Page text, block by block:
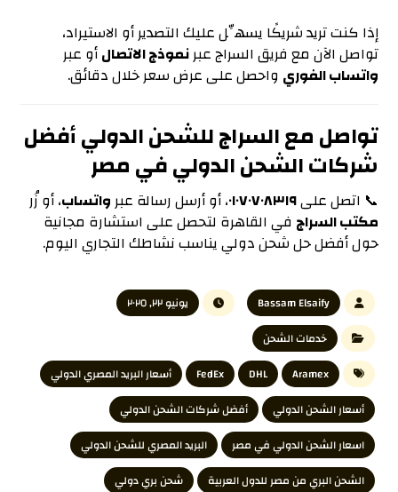
إذا كنت تريد شريكًا يسهِّل عليك التصدير أو الاستيراد،
تواصل الآن مع فريق السراج عبرنموذج الاتصالأو عبر
واتساب الفوري واحصل على عرض سعر خلال دقائق.
تواصل مع السراج للشحن الدولي أفضل
شركات الشحن الدولي في مصر
📞 اتصل على٠١٠٧٠٧٠٨٣١٩، أو أرسل رسالة عبرواتساب، أو زُر
مكتب السراج في القاهرة لتحصل على استشارة مجانية
حول أفضل حل شحن دولي يناسب نشاطك التجاري اليوم.
Bassam Elsaify
يونيو ٢٢, ٢٠٢٥
خدمات الشحن
Aramex
DHL
FedEx
أسعار البريد المصري الدولي
أسعار الشحن الدولي
أفضل شركات الشحن الدولي
اسعار الشحن الدولي في مصر
البريد المصري للشحن الدولي
الشحن البري من مصر للدول العربية
شحن بري دولي